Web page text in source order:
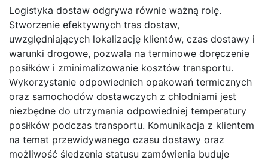
Logistyka dostaw odgrywa równie ważną rolę.
Stworzenie efektywnych tras dostaw,
uwzględniających lokalizację klientów, czas dostawy i
warunki drogowe, pozwala na terminowe doręczenie
posiłków i zminimalizowanie kosztów transportu.
Wykorzystanie odpowiednich opakowań termicznych
oraz samochodów dostawczych z chłodniami jest
niezbędne do utrzymania odpowiedniej temperatury
posiłków podczas transportu. Komunikacja z klientem
na temat przewidywanego czasu dostawy oraz
możliwość śledzenia statusu zamówienia buduje